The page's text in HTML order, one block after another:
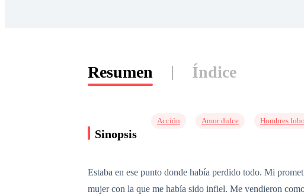
Resumen Índice
Sinopsis
Acción Amor dulce Hombres lobo
Estaba en ese punto donde había perdido todo. Mi
mujer con la que me había sido infiel. Me vendieron